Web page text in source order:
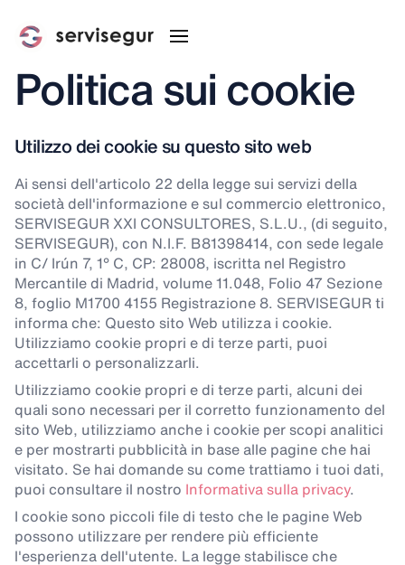
Politica sui cookie
Utilizzo dei cookie su questo sito web
Ai sensi dell'articolo 22 della legge sui servizi della
società dell'informazione e sul commercio elettronico,
SERVISEGUR XXI CONSULTORES, S.L.U., (di seguito,
SERVISEGUR), con N.I.F. B81398414, con sede legale
in C/ Irún 7, 1° C, CP: 28008, iscritta nel Registro
Mercantile di Madrid, volume 11.048, Folio 47 Sezione
8, foglio M1700 4155 Registrazione 8. SERVISEGUR ti
informa che: Questo sito Web utilizza i cookie.
Utilizziamo cookie propri e di terze parti, puoi
accettarli o personalizzarli.
Utilizziamo cookie propri e di terze parti, alcuni dei
quali sono necessari per il corretto funzionamento del
sito Web, utilizziamo anche i cookie per scopi analitici
e per mostrarti pubblicità in base alle pagine che hai
visitato. Se hai domande su come trattiamo i tuoi dati,
puoi consultare il nostro Informativa sulla privacy.
I cookie sono piccoli file di testo che le pagine Web
possono utilizzare per rendere più efficiente
l'esperienza dell'utente. La legge stabilisce che